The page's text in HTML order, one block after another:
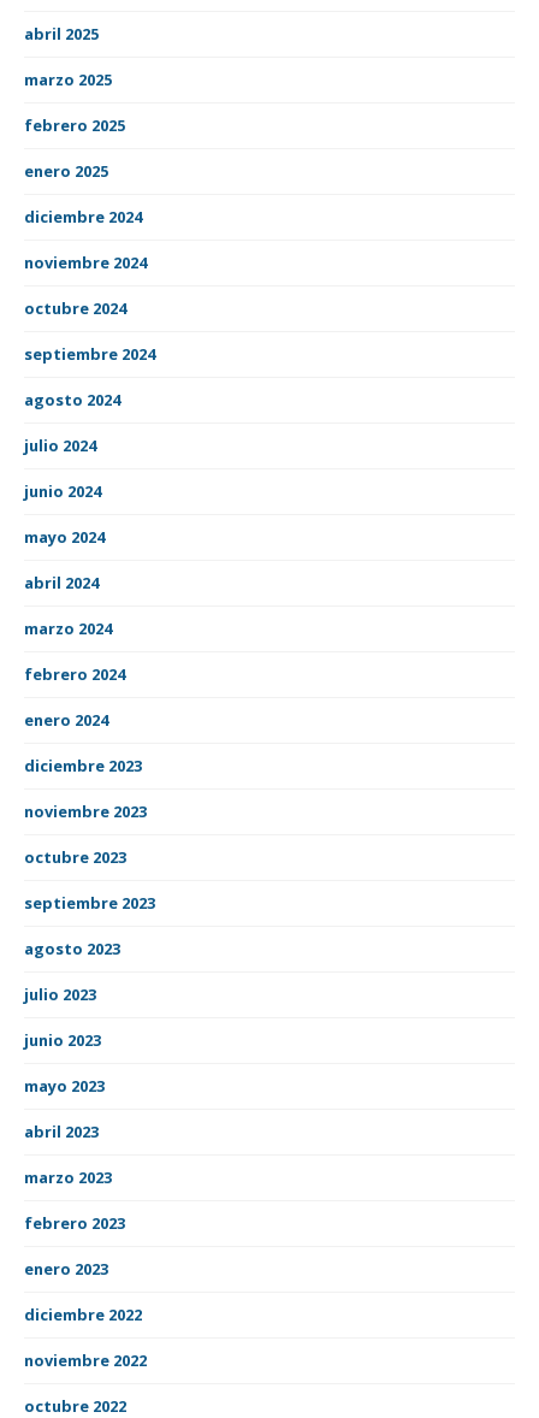
abril 2025
marzo 2025
febrero 2025
enero 2025
diciembre 2024
noviembre 2024
octubre 2024
septiembre 2024
agosto 2024
julio 2024
junio 2024
mayo 2024
abril 2024
marzo 2024
febrero 2024
enero 2024
diciembre 2023
noviembre 2023
octubre 2023
septiembre 2023
agosto 2023
julio 2023
junio 2023
mayo 2023
abril 2023
marzo 2023
febrero 2023
enero 2023
diciembre 2022
noviembre 2022
octubre 2022